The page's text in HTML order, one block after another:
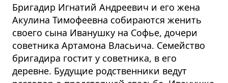
Бригадир Игнатий Андреевич и его жена
Акулина Тимофеевна собираются женить
своего сына Иванушку на Софье, дочери
советника Артамона Власьича. Семейство
бригадира гостит у советника, в его
деревне. Будущие родственники ведут